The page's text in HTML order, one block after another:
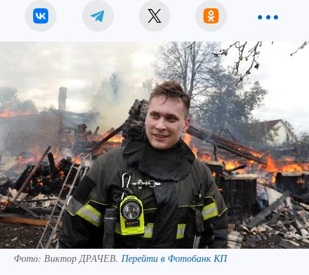
Фото: Виктор ДРАЧЕВ. Перейти в Фотобанк КП